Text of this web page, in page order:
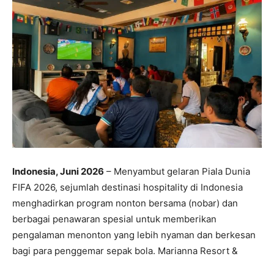
Indonesia, Juni 2026 – Menyambut gelaran Piala Dunia
FIFA 2026, sejumlah destinasi hospitality di Indonesia
menghadirkan program nonton bersama (nobar) dan
berbagai penawaran spesial untuk memberikan
pengalaman menonton yang lebih nyaman dan berkesan
bagi para penggemar sepak bola. Marianna Resort &